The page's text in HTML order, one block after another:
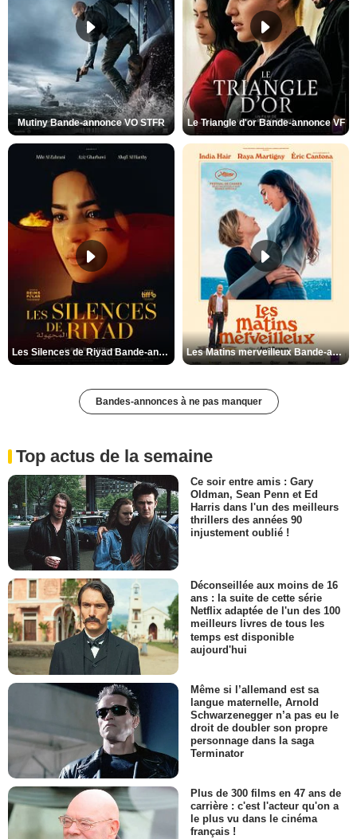
Mutiny Bande-annonce VO STFR Le Triangle d'or Bande-annonce VF
Les Silences de Riyad Bande-annonce VO STFR Les Matins merveilleux Bande-annonce VF
Bandes-annonces à ne pas manquer
Top actus de la semaine
Ce soir entre amis : Gary
Oldman, Sean Penn et Ed
Harris dans l'un des meilleurs
thrillers des années 90
injustement oublié !
Déconseillée aux moins de 16
ans : la suite de cette série
Netflix adaptée de l'un des 100
meilleurs livres de tous les
temps est disponible
aujourd'hui
Même si l’allemand est sa
langue maternelle, Arnold
Schwarzenegger n’a pas eu le
droit de doubler son propre
personnage dans la saga
Terminator
Plus de 300 films en 47 ans de
carrière : c'est l'acteur qu'on a
le plus vu dans le cinéma
français !